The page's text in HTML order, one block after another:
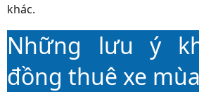
khác.
Những lưu ý
đồng thuê xe